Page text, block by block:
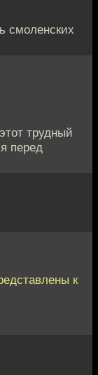
смоленских
трудный
перед
к